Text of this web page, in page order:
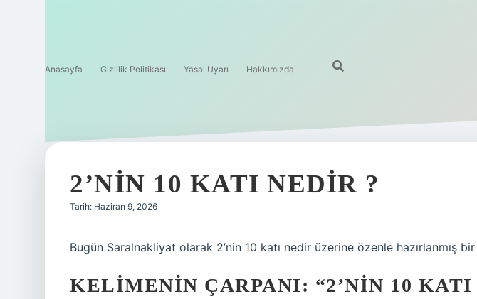
Anasayfa Gizlilik Politikası Yasal Uyarı Hakkımızda
2’NIN 10 KATI NEDIR ?
Tarih: Haziran 9, 2026
Bugün Saralnakliyat olarak 2’nin 10 katı nedir üzerine özenle hazırlanmış bir
KELIMENIN ÇARPANI: “2’NIN 10 KATI